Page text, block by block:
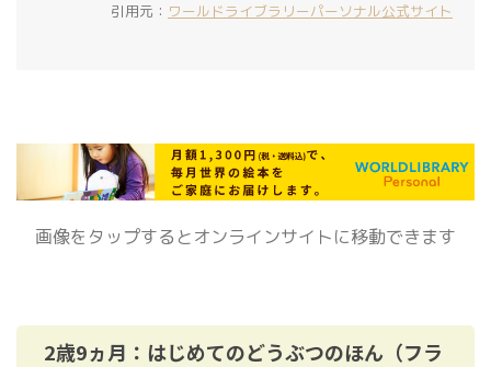
引用元： ワールドライブラリーパーソナル公式サイト
画像をタップするとオンラインサイトに移動できます
2歳9ヵ月：はじめてのどうぶつのほん（フラ